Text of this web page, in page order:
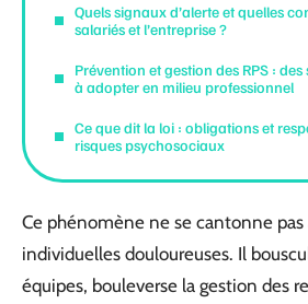
Quels signaux d’alerte et quelles
salariés et l’entreprise ?
Prévention et gestion des RPS :
à adopter en milieu professionnel
Ce que dit la loi : obligations et
risques psychosociaux
Ce phénomène ne se cantonne pas
individuelles douloureuses. Il
équipes, bouleverse la gestion des